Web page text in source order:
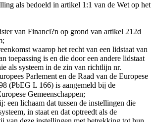
als bedoeld in artikel 1:1 van de Wet op het
van Financi?n op grond van artikel 212d
waarop het recht van een lidstaat van
toepassing is en die door een andere lidstaat
als systeem in de zin van richtlijn nr.
Parlement en de Raad van de Europese
(PbEG L 166) is aangemeld bij de
Gemeenschappen;
een lichaam dat tussen de instellingen die
in staat en dat optreedt als de